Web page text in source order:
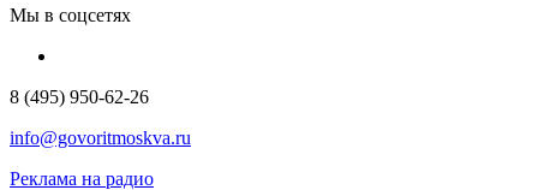
Мы в соцсетях
8 (495) 950-62-26
info@govoritmoskva.ru
Реклама на радио